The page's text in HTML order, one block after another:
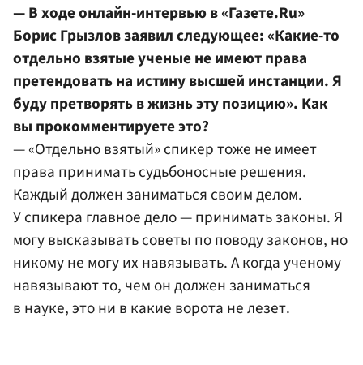
— В ходе онлайн-интервью в «Газете.Ru»
Борис Грызлов заявил следующее: «Какие-то
отдельно взятые ученые не имеют права
претендовать на истину высшей инстанции. Я
буду претворять в жизнь эту позицию». Как
вы прокомментируете это?
— «Отдельно взятый» спикер тоже не имеет
права принимать судьбоносные решения.
Каждый должен заниматься своим делом.
У спикера главное дело — принимать законы. Я
могу высказывать советы по поводу законов, но
никому не могу их навязывать. А когда ученому
навязывают то, чем он должен заниматься
в науке, это ни в какие ворота не лезет.